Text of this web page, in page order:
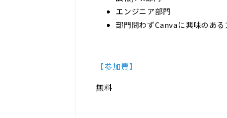
エンジニア部門
部門問わずCanvaに興味のある
【参加費】
無料